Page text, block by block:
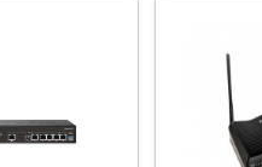
Instant On mobile application
Portal.ArubaInstantOn.com